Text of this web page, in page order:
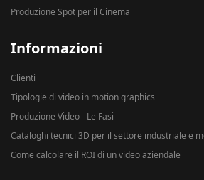
Produzione Spot per il Cinema
Informazioni
Clienti
Tipologie di video in motion graphics
Produzione Video - Le Fasi
Cataloghi tecnici 3D per il settore industriale e
Come calcolare il ROI di un video aziendale